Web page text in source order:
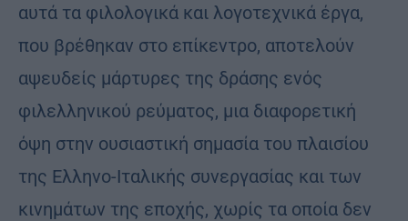
αυτά τα φιλολογικά και λογοτεχνικά έργα,
που βρέθηκαν στο επίκεντρο, αποτελούν
αψευδείς μάρτυρες της δράσης ενός
φιλελληνικού ρεύματος, μια διαφορετική
όψη στην ουσιαστική σημασία του πλαισίου
της Ελληνο-Ιταλικής συνεργασίας και των
κινημάτων της εποχής, χωρίς τα οποία δεν